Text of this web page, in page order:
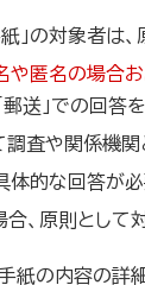
紙」の対象者は
や匿名の場合
郵送」での回
調査や関係機関
体的な回答が必
、原則として
紙の内容の詳